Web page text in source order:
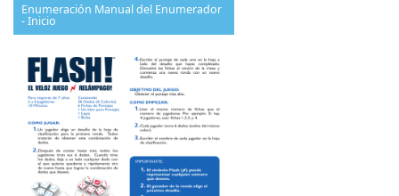
Enumeración Manual del Enumerador
- Inicio